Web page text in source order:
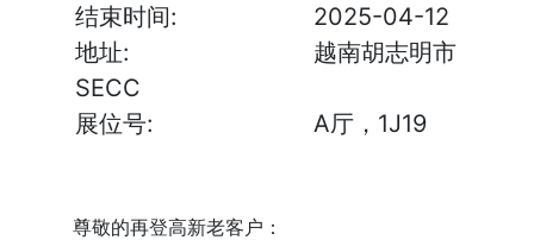
结束时间:
2025-04-12
地址:
越南胡志明市
SECC
展位号:
A厅，1J19
尊敬的再登高新老客户：